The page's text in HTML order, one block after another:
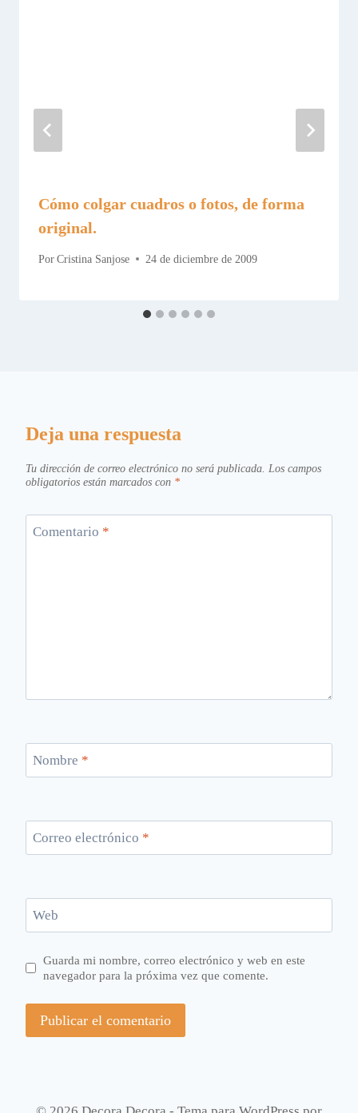
Cómo colgar cuadros o fotos, de forma
original.
Por Cristina Sanjose 24 de diciembre de 2009
Deja una respuesta
Tu dirección de correo electrónico no será publicada. Los campos
obligatorios están marcados con *
Comentario *
Nombre *
Correo electrónico *
Web
Guarda mi nombre, correo electrónico y web en este
navegador para la próxima vez que comente.